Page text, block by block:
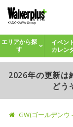
エリアから探
す
イベン
カレン
2026年の更新は
どう
GW(ゴールデンウ